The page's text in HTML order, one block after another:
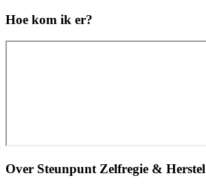
Hoe kom ik er?
Over Steunpunt Zelfregie & Herstel